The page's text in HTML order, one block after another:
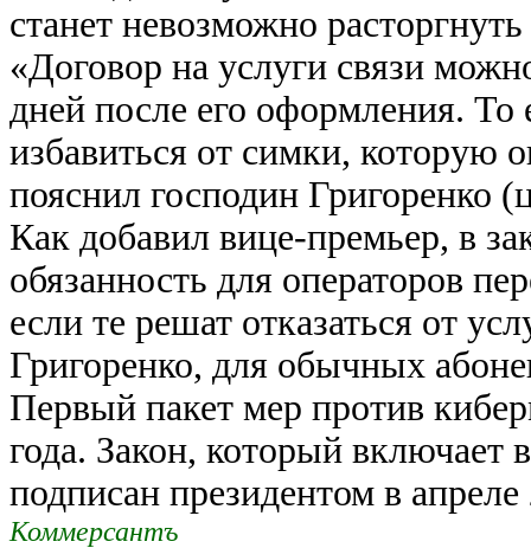
станет невозможно
«Договор на услуги связи
дней после его оформления.
избавиться от симки, которую
пояснил господин Григоренко
Как добавил вице-премьер, в
обязанность для операторов
если те решат отказаться от
Григоренко, для обычных
Первый пакет мер против
года. Закон, который
подписан президентом в апреле
Коммерсантъ